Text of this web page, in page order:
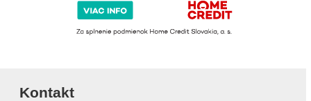
Kontakt